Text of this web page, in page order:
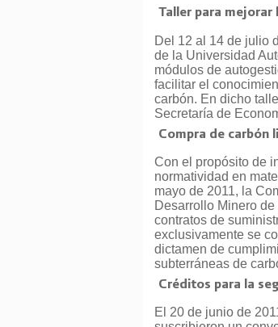
Taller para mejorar
Del 12 al 14 de julio
de la Universidad
módulos de
facilitar el
carbón. En dicho
Secretaría de
Compra de carbón
Con el propósito de
normatividad en
mayo de 2011, la
Desarrollo Minero
contratos de
exclusivamente se
dictamen de
subterráneas de
Créditos para la
El 20 de junio de